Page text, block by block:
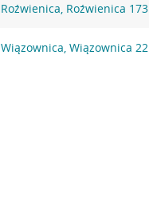
Roźwienica, Roźwienica 173
Wiązownica, Wiązownica 22